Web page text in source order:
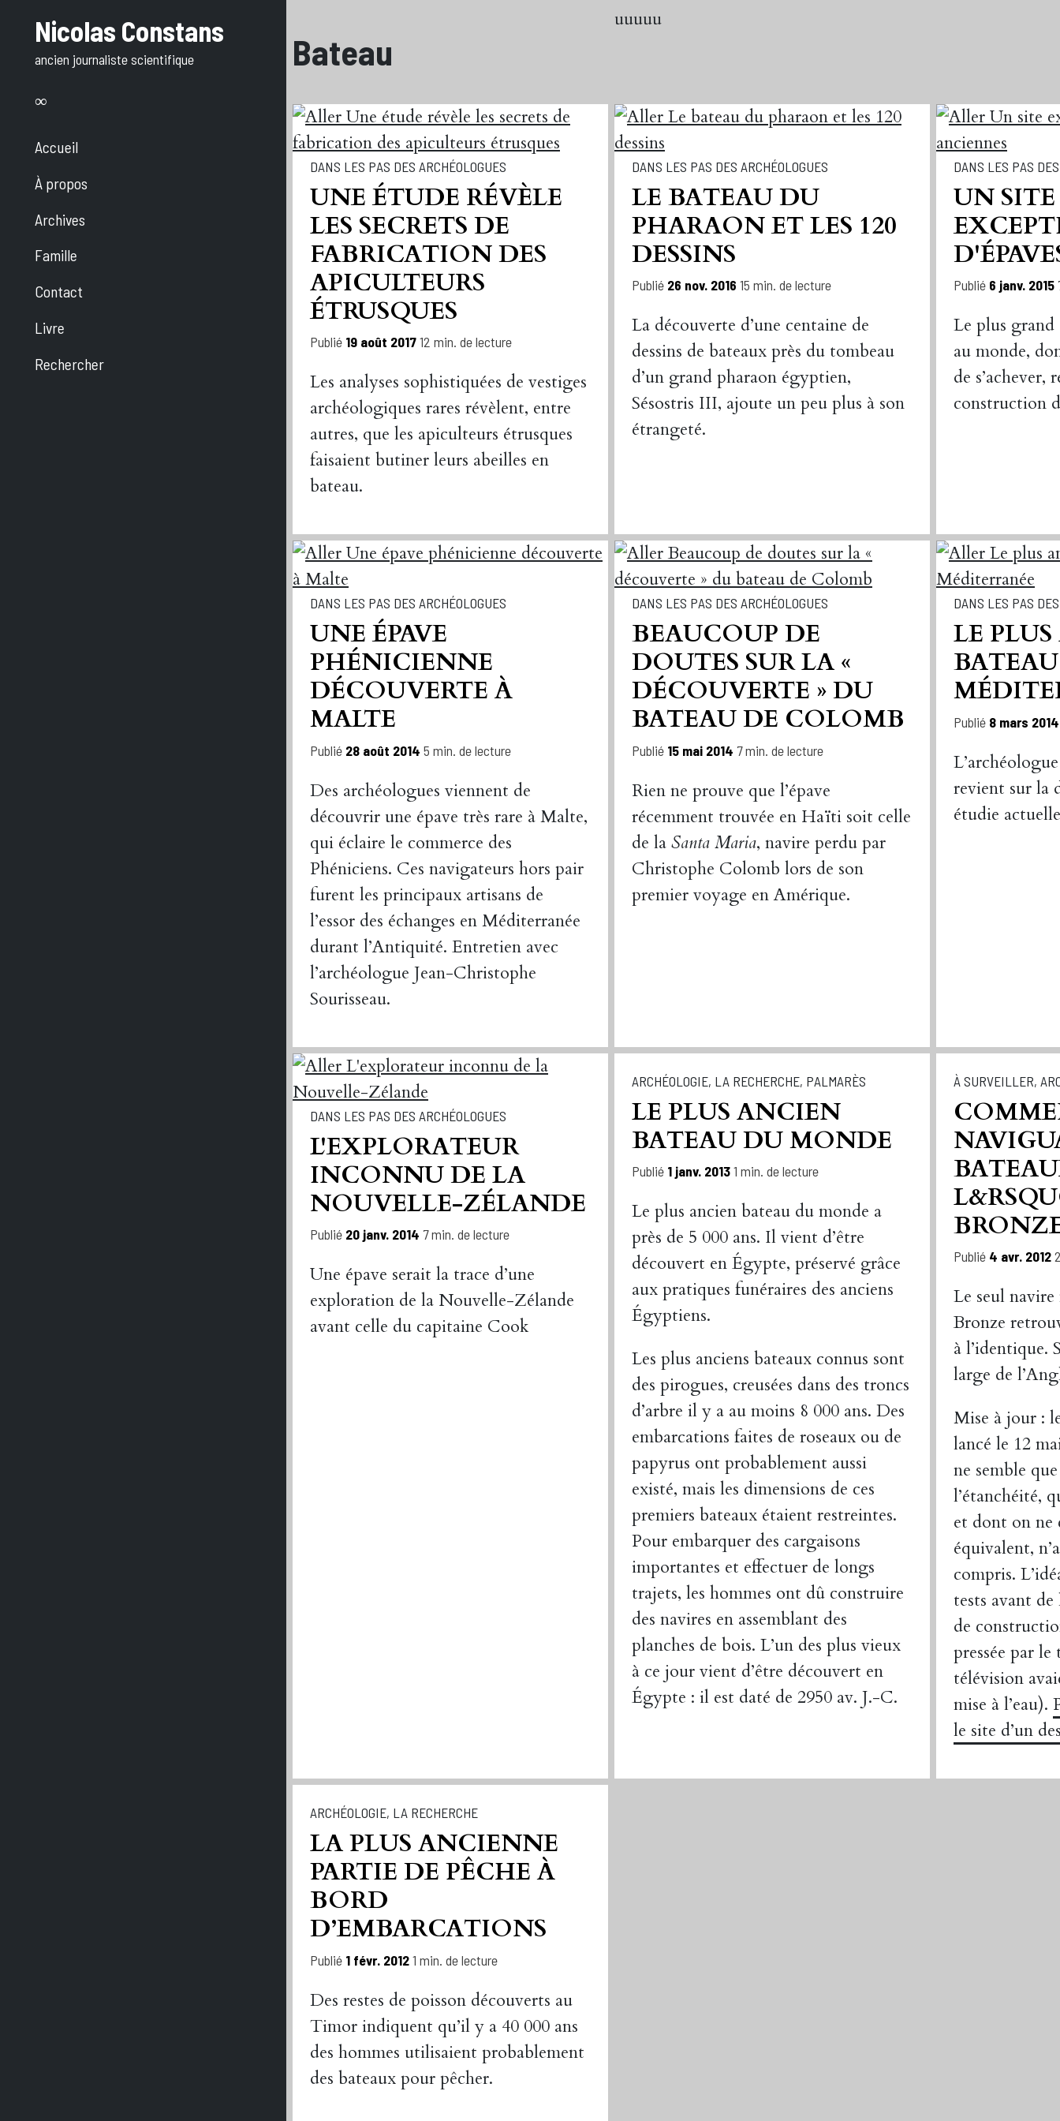
texte
Nicolas Constans
ancien journaliste scientifique
Accueil
À propos
Archives
Famille
Contact
Livre
Rechercher
Bateau
uuuuu
DANS LES PAS DES ARCHÉOLOGUES
UNE ÉTUDE RÉVÈLE
LES SECRETS DE
FABRICATION DES
APICULTEURS
ÉTRUSQUES
Publié 19 août 201712 min. de lecture
Les analyses sophistiquées de vestiges
archéologiques rares révèlent, entre
autres, que les apiculteurs étrusques
faisaient butiner leurs abeilles en
bateau.
DANS LES PAS DES ARCHÉOLOGUES
LE BATEAU DU
PHARAON ET LES 120
DESSINS
Publié 26 nov. 2016 15 min. de lecture
La découverte d’une centaine de
dessins de bateaux près du tombeau
d’un grand pharaon égyptien,
Sésostris III, ajoute un peu plus à son
étrangeté.
DANS LES PAS
UN SITE
Publié 6 janv. 2015
Le plus grand
au monde,
de s’achever,
construction
DANS LES PAS DES ARCHÉOLOGUES
UNE ÉPAVE
PHÉNICIENNE
DÉCOUVERTE À
MALTE
Publié 28 août 2014 5 min. de lecture
Des archéologues viennent de
découvrir une épave très rare à Malte,
qui éclaire le commerce des
Phéniciens. Ces navigateurs hors pair
furent les principaux artisans de
l’essor des échanges en Méditerranée
durant l’Antiquité. Entretien avec
l’archéologue Jean-Christophe
Sourisseau.
DANS LES PAS DES ARCHÉOLOGUES
BEAUCOUP DE
DOUTES SUR LA «
DÉCOUVERTE » DU
BATEAU DE COLOMB
Publié 15 mai 2014 7 min. de lecture
Rien ne prouve que l’épave
récemment trouvée en Haïti soit celle
de la Santa Maria, navire perdu par
Christophe Colomb lors de son
premier voyage en Amérique.
DANS LES PAS
LE
Publié 8 mars
revient sur la
étudie
DANS LES PAS DES ARCHÉOLOGUES
L'EXPLORATEUR
INCONNU DE LA
NOUVELLE-ZÉLANDE
Publié 20 janv. 2014 7 min. de lecture
Une épave serait la trace d’une
exploration de la Nouvelle-Zélande
avant celle du capitaine Cook
ARCHÉOLOGIE, LA RECHERCHE, PALMARÈS
LE PLUS ANCIEN
BATEAU DU MONDE
Publié 1 janv. 20131 min. de lecture
Le plus ancien bateau du monde a
près de 5 000 ans. Il vient d’être
découvert en Égypte, préservé grâce
aux pratiques funéraires des anciens
Égyptiens.
Les plus anciens bateaux connus sont
des pirogues, creusées dans des troncs
d’arbre il y a au moins 8 000 ans. Des
embarcations faites de roseaux ou de
papyrus ont probablement aussi
existé, mais les dimensions de ces
premiers bateaux étaient restreintes.
Pour embarquer des cargaisons
importantes et effectuer de longs
trajets, les hommes ont dû construire
des navires en assemblant des
planches de bois. L’un des plus vieux
à ce jour vient d’être découvert en
Égypte : il est daté de 2950 av. J.-C.
À SURVEILLER,
Publié 4 avr. 2012
Le seul
Bronze
à l’identique.
large de
Mise à jour :
lancé le 12
ne semble
l’étanchéité,
et dont on ne
équivalent,
compris.
tests avant de
de
pressée par le
télévision
mise à l’eau).
le site d’un
ARCHÉOLOGIE, LA RECHERCHE
LA PLUS ANCIENNE
PARTIE DE PÊCHE À
BORD
D’EMBARCATIONS
Publié 1 févr. 20121 min. de lecture
Des restes de poisson découverts au
Timor indiquent qu’il y a 40 000 ans
des hommes utilisaient probablement
des bateaux pour pêcher.